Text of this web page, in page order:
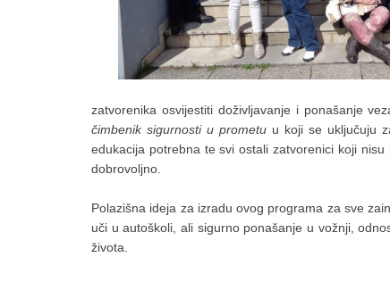
zatvorenika osvijestiti doživljavanje i ponašanje
čimbenik sigurnosti u prometu u koji se uključuju
edukacija potrebna te svi ostali zatvorenici koji
dobrovoljno.
Polazišna ideja za izradu ovog programa za sve
uči u autoškoli, ali sigurno ponašanje u vožnji,
života.